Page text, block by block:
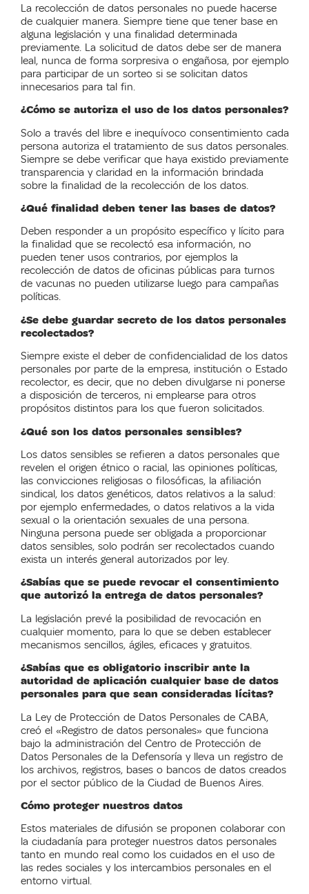
La recolección de datos personales no puede hacerse
de cualquier manera. Siempre tiene que tener base en
alguna legislación y una finalidad determinada
previamente. La solicitud de datos debe ser de manera
leal, nunca de forma sorpresiva o engañosa, por ejemplo
para participar de un sorteo si se solicitan datos
innecesarios para tal fin.
¿Cómo se autoriza el uso de los datos personales?
Solo a través del libre e inequívoco consentimiento cada
persona autoriza el tratamiento de sus datos personales.
Siempre se debe verificar que haya existido previamente
transparencia y claridad en la información brindada
sobre la finalidad de la recolección de los datos.
¿Qué finalidad deben tener las bases de datos?
Deben responder a un propósito específico y lícito para
la finalidad que se recolectó esa información, no
pueden tener usos contrarios, por ejemplos la
recolección de datos de oficinas públicas para turnos
de vacunas no pueden utilizarse luego para campañas
políticas.
¿Se debe guardar secreto de los datos personales
recolectados?
Siempre existe el deber de confidencialidad de los datos
personales por parte de la empresa, institución o Estado
recolector, es decir, que no deben divulgarse ni ponerse
a disposición de terceros, ni emplearse para otros
propósitos distintos para los que fueron solicitados.
¿Qué son los datos personales sensibles?
Los datos sensibles se refieren a datos personales que
revelen el origen étnico o racial, las opiniones políticas,
las convicciones religiosas o filosóficas, la afiliación
sindical, los datos genéticos, datos relativos a la salud:
por ejemplo enfermedades, o datos relativos a la vida
sexual o la orientación sexuales de una persona.
Ninguna persona puede ser obligada a proporcionar
datos sensibles, solo podrán ser recolectados cuando
exista un interés general autorizados por ley.
¿Sabías que se puede revocar el consentimiento
que autorizó la entrega de datos personales?
La legislación prevé la posibilidad de revocación en
cualquier momento, para lo que se deben establecer
mecanismos sencillos, ágiles, eficaces y gratuitos.
¿Sabías que es obligatorio inscribir ante la
autoridad de aplicación cualquier base de datos
personales para que sean consideradas lícitas?
La Ley de Protección de Datos Personales de CABA,
creó el «Registro de datos personales» que funciona
bajo la administración del Centro de Protección de
Datos Personales de la Defensoría y lleva un registro de
los archivos, registros, bases o bancos de datos creados
por el sector público de la Ciudad de Buenos Aires.
Cómo proteger nuestros datos
Estos materiales de difusión se proponen colaborar con
la ciudadanía para proteger nuestros datos personales
tanto en mundo real como los cuidados en el uso de
las redes sociales y los intercambios personales en el
entorno virtual.